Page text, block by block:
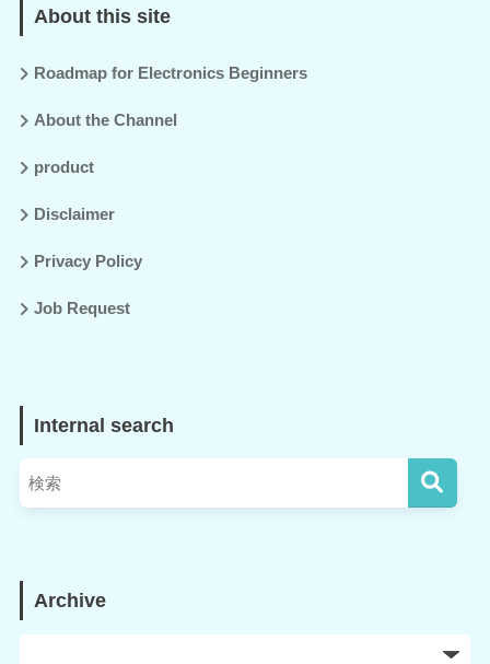
About this site
Roadmap for Electronics Beginners
About the Channel
product
Disclaimer
Privacy Policy
Job Request
Internal search
Archive